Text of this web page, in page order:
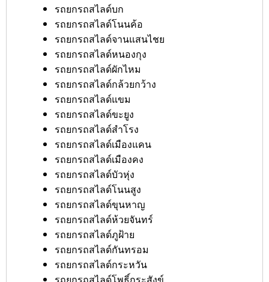
รถยกรถสไลด์บก
รถยกรถสไลด์โนนค้อ
รถยกรถสไลด์จานแสนไชย
รถยกรถสไลด์หนองกุง
รถยกรถสไลด์ผักไหม
รถยกรถสไลด์กล้วยกว้าง
รถยกรถสไลด์แขม
รถยกรถสไลด์ขะยูง
รถยกรถสไลด์สำโรง
รถยกรถสไลด์เมืองแคน
รถยกรถสไลด์เมืองคง
รถยกรถสไลด์บัวหุ่ง
รถยกรถสไลด์โนนสูง
รถยกรถสไลด์ขุนหาญ
รถยกรถสไลด์ห้วยจันทร์
รถยกรถสไลด์ภูฝ้าย
รถยกรถสไลด์กันทรอม
รถยกรถสไลด์กระหวัน